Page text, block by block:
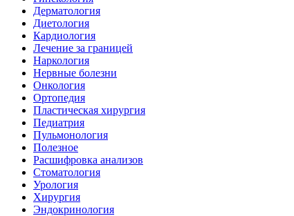
Дерматология
Диетология
Кардиология
Лечение за границей
Наркология
Нервные болезни
Онкология
Ортопедия
Пластическая хирургия
Педиатрия
Пульмонология
Полезное
Расшифровка анализов
Стоматология
Урология
Хирургия
Эндокринология